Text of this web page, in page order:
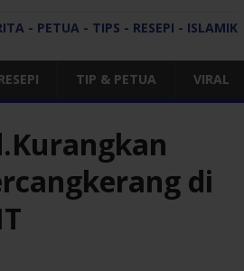
- PETUA - TIPS - RESEPI - ISLAMIK
TIP & PETUA VIRAL
di